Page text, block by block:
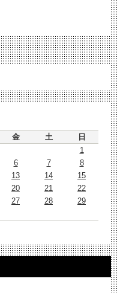
金 土
日
1
6 7
8
13 14
15
20 21
22
27 28
29